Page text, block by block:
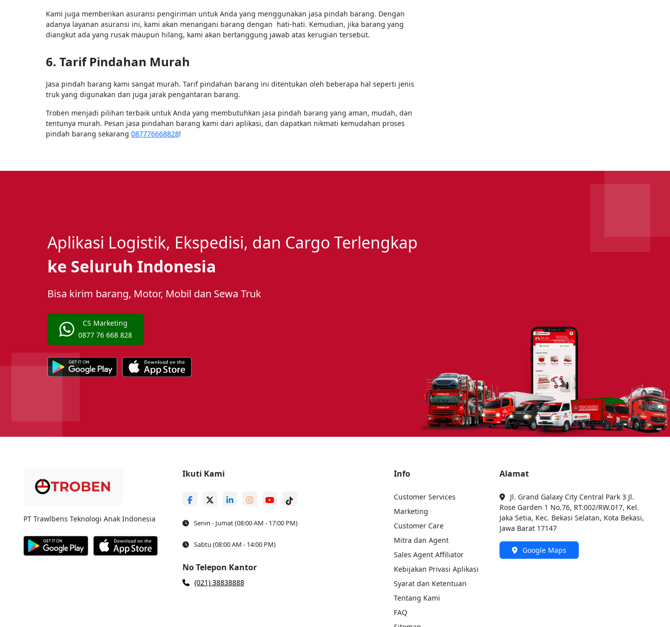
Kami juga memberikan asuransi pengiriman untuk Anda yang menggunakan jasa pindah barang. Dengan
adanya layanan asuransi ini, kami akan menangani barang dengan hati-hati. Kemudian, jika barang yang
diangkut ada yang rusak maupun hilang, kami akan bertanggung jawab atas kerugian tersebut.
6. Tarif Pindahan Murah
Jasa pindah barang kami sangat murah. Tarif pindahan barang ini ditentukan oleh beberapa hal seperti jenis
truk yang digunakan dan juga jarak pengantaran barang.
Troben menjadi pilihan terbaik untuk Anda yang membutuhkan jasa pindah barang yang aman, mudah, dan
tentunya murah. Pesan jasa pindahan barang kami dari aplikasi, dan dapatkan nikmati kemudahan proses
pindah barang sekarang 087776668828!
Aplikasi Logistik, Ekspedisi, dan Cargo Terlengkap
ke Seluruh Indonesia
Bisa kirim barang, Motor, Mobil dan Sewa Truk
CS Marketing
0877 76 668 828
PT Trawlbens Teknologi Anak Indonesia
Ikuti Kami
Senin - Jumat (08:00 AM - 17:00 PM)
Sabtu (08:00 AM - 14:00 PM)
No Telepon Kantor
(021) 38838888
Info
Customer Services
Marketing
Customer Care
Mitra dan Agent
Sales Agent Affiliator
Kebijakan Privasi Aplikasi
Syarat dan Ketentuan
Tentang Kami
FAQ
Alamat
Jl. Grand Galaxy City Central Park 3 Jl.
Rose Garden 1 No.76, RT.002/RW.017, Kel.
Jaka Setia, Kec. Bekasi Selatan, Kota Bekasi,
Jawa Barat 17147
Google Maps